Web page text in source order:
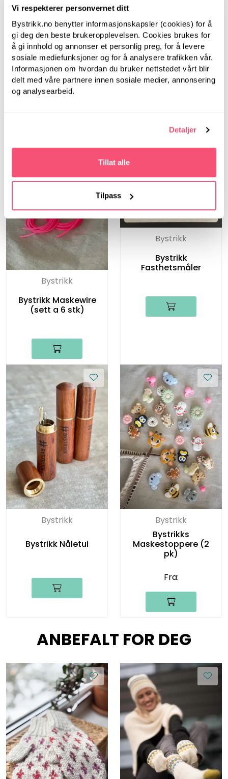
Vi respekterer personvernet ditt
Bystrikk.no benytter informasjonskapsler (cookies) for å
gi deg den beste brukeropplevelsen. Cookies brukes for
å gi innhold og annonser et personlig preg, for å levere
sosiale mediefunksjoner og for å analysere trafikken vår.
Informasjonen om hvordan du bruker nettstedet vårt blir
delt med våre partnere innen sosiale medier, annonsering
og analysearbeid.
Detaljer
Tillat alle
Tilpass
LanternMoon
Lantern Moon, 40 cm,
4.00 mm -
Rundpinner i tre
Bystrikk
Bystrikk Målebånd
(Rosa)
Bystrikk
Bystrikk Maskewire
(sett a 6 stk)
Bystrikk
Bystrikk
Fasthetsmåler
Bystrikk
Bystrikk Nåletui
Bystrikk
Bystrikks
Maskestoppere (2
pk)
Fra:
ANBEFALT FOR DEG